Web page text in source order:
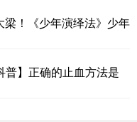
！《少年演绎法》少年
】正确的止血方法是